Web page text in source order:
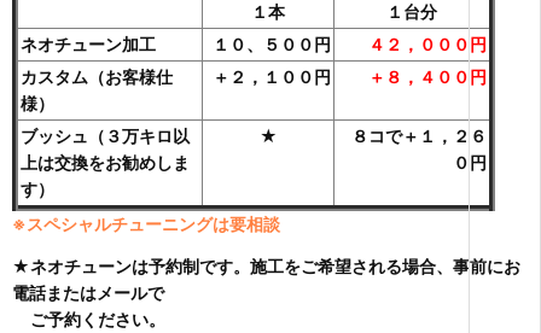
１本
１台分
ネオチューン加工
１０、５００円
４２，０００円
カスタム（お客様仕
様）
＋２，１００円 ＋８，４００円
ブッシュ（３万キロ以
上は交換をお勧めしま
す）
★
８コで＋１，２６
０円
※スペシャルチューニングは要相談
★ネオチューンは予約制です。施工をご希望される場合、事前にお
電話またはメールで
ご予約ください。